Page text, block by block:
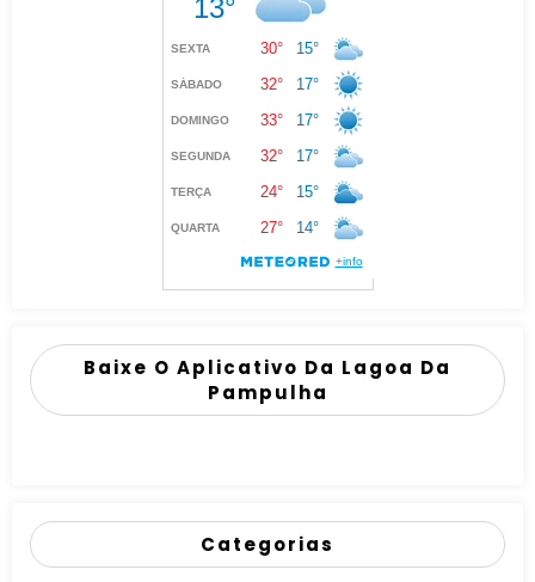
Baixe O Aplicativo Da Lagoa Da
Pampulha
Categorias